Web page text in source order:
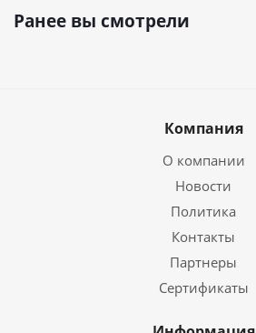
Ранее вы смотрели
Компания
О компании
Новости
Политика
Контакты
Партнеры
Сертификаты